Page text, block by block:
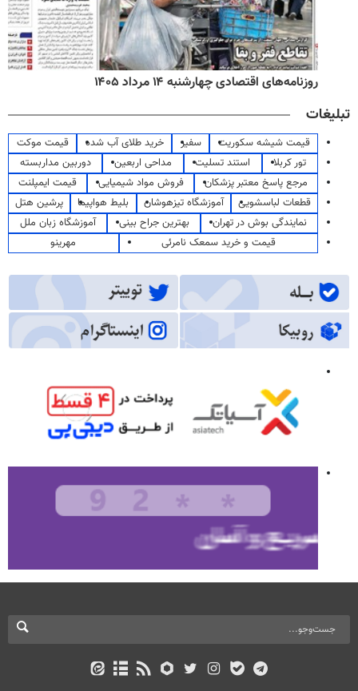
روزنامه‌های اقتصادی چهارشنبه ۱۴ مرداد ۱۴۰۵
تبلیغات
قیمت شیشه سکوریت سفیر خرید طلای آب شده
قیمت موکت
تور کربلا
استند تسلیت مداحی اربعین
دوربین مداربسته
مرجع پاسخ معتبر پزشکان
فروش مواد شیمیایی
قیمت ایمپلنت
قطعات لباسشویی
آموزشگاه تیزهوشان بلیط هواپیما
پرشین هتل
نمایندگی بوش در تهران
بهترین جراح بینی
آموزشگاه زبان ملل
قیمت و خرید سمعک نامرئی
مهرینو